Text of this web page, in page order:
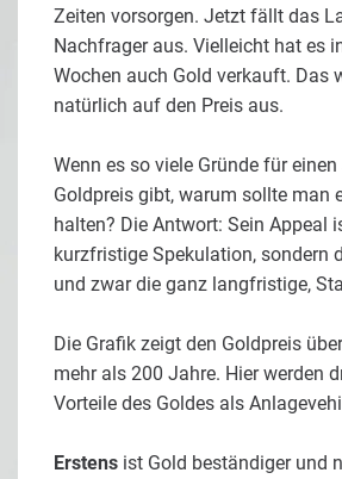
Zeiten vorsorgen. Jetzt fällt das
Nachfrager aus. Vielleicht hat es
Wochen auch Gold verkauft. Das
natürlich auf den Preis aus.
Wenn es so viele Gründe für
Goldpreis gibt, warum sollte man
halten? Die Antwort: Sein Appeal
kurzfristige Spekulation, sondern
und zwar die ganz langfristige,
Die Grafik zeigt den Goldpreis
mehr als 200 Jahre. Hier werden
Vorteile des Goldes als
Erstens ist Gold beständiger und